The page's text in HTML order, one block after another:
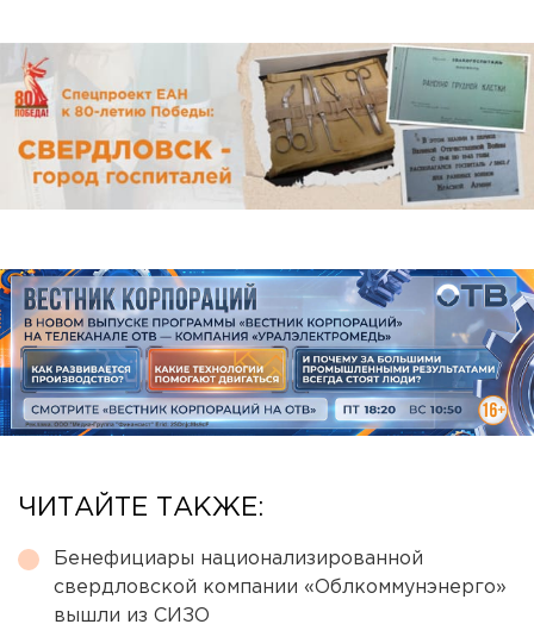
ЧИТАЙТЕ ТАКЖЕ:
Бенефициары национализированной
свердловской компании «Облкоммунэнерго»
вышли из СИЗО